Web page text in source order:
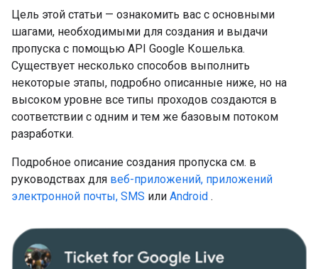
Цель этой статьи — ознакомить вас с основными
шагами, необходимыми для создания и выдачи
пропуска с помощью API Google Кошелька.
Существует несколько способов выполнить
некоторые этапы, подробно описанные ниже, но на
высоком уровне все типы проходов создаются в
соответствии с одним и тем же базовым потоком
разработки.
Подробное описание создания пропуска см. в
руководствах для веб-приложений, приложений
электронной почты, SMS или Android .